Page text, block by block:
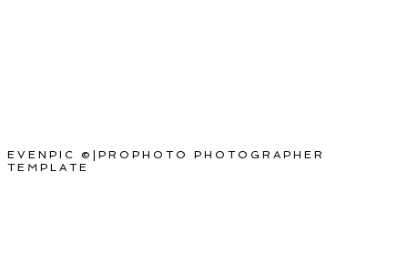
EVENPIC © | PROPHOTO PHOTOGRAPHER
TEMPLATE